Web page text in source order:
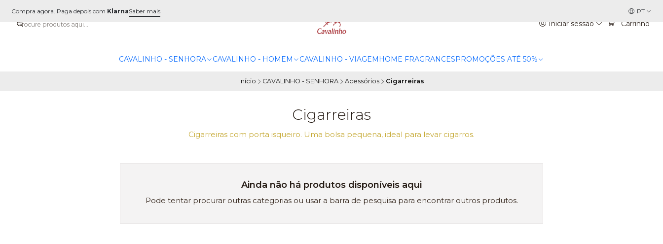
Iniciar sessão Carrinho
CAVALINHO - SENHORA CAVALINHO - HOMEM CAVALINHO - VIAGEM HOME FRAGRANCESPROMOÇÕES ATÉ 50%
Compra agora. Paga depois com KlarnaSaber mais PT
Início CAVALINHO - SENHORA Acessórios Cigarreiras
Cigarreiras
Cigarreiras com porta isqueiro. Uma bolsa pequena, ideal para levar cigarros.
Ainda não há produtos disponíveis aqui
Pode tentar procurar outras categorias ou usar a barra de pesquisa para encontrar outros produtos.